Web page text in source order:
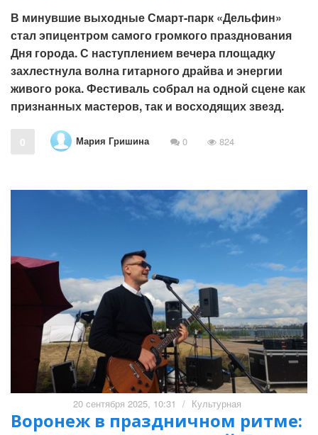
В минувшие выходные Смарт-парк «Дельфин»
стал эпицентром самого громкого празднования
Дня города. С наступлением вечера площадку
захлестнула волна гитарного драйва и энергии
живого рока. Фестиваль собрал на одной сцене как
признанных мастеров, так и восходящих звезд.
0 Мария Гришина 0 824
20 сентября 2025, 10:31 / Культурная
Воронеж в праздничном ритме: